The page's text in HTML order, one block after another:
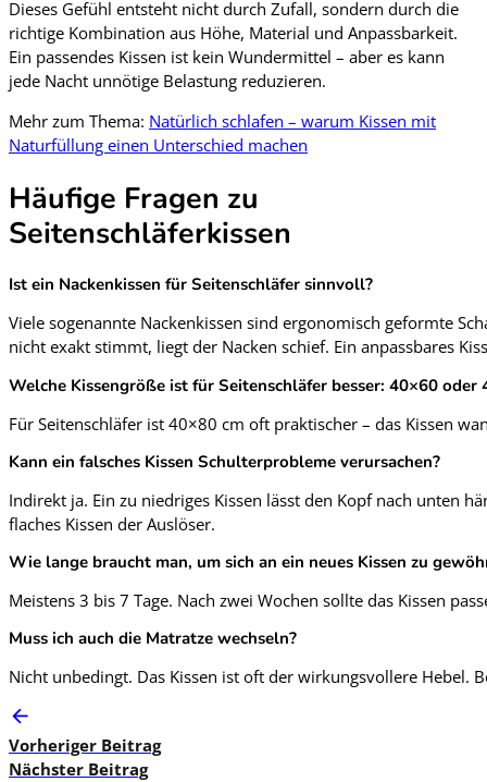
Dieses Gefühl entsteht nicht durch Zufall, sondern durch die
richtige Kombination aus Höhe, Material und Anpassbarkeit.
Ein passendes Kissen ist kein Wundermittel – aber es kann
jede Nacht unnötige Belastung reduzieren.
Mehr zum Thema: Natürlich schlafen – warum Kissen mit
Naturfüllung einen Unterschied machen
Häufige Fragen zu
Seitenschläferkissen
Ist ein Nackenkissen für Seitenschläfer sinnvoll?
Viele sogenannte Nackenkissen sind ergonomisch geformte
nicht exakt stimmt, liegt der Nacken schief. Ein anpassbares
Welche Kissengröße ist für Seitenschläfer besser: 40×60 oder
Für Seitenschläfer ist 40×80 cm oft praktischer – das Kissen
Kann ein falsches Kissen Schulterprobleme verursachen?
Indirekt ja. Ein zu niedriges Kissen lässt den Kopf nach unten
flaches Kissen der Auslöser.
Wie lange braucht man, um sich an ein neues Kissen zu
Meistens 3 bis 7 Tage. Nach zwei Wochen sollte das Kissen
Muss ich auch die Matratze wechseln?
Nicht unbedingt. Das Kissen ist oft der wirkungsvollere Hebel.
Vorheriger Beitrag
Nächster Beitrag